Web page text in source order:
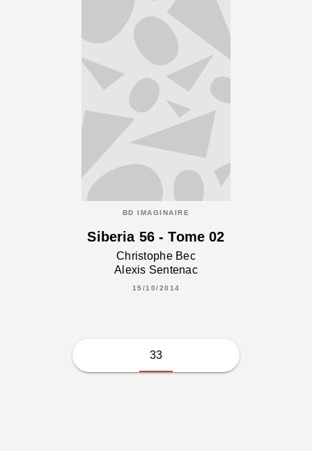
BD IMAGINAIRE
Siberia 56 - Tome 02
Christophe Bec
Alexis Sentenac
15/10/2014
33